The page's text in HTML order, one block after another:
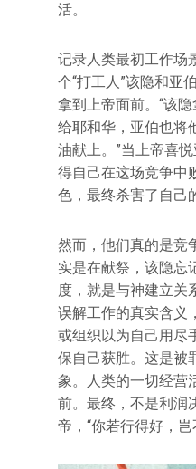
活。
记录人类最初工作场
个“打工人”该隐和亚
拿到上帝面前。“该
给耶和华，亚伯也将
油献上。”当上帝喜
得自己在这场竞争中
色，最终杀害了自己
然而，他们真的是竞
实是在献祭，该隐忘
度，就是与神建立关
误解工作的真实含义
或组织以为自己用尽
保自己获胜。这是被
象。人类的一切经营
前。最终，不是利润
帝，“你若行得好，岂